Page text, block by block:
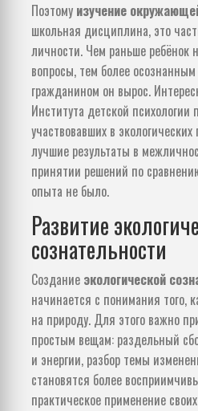
Поэтому изучение
школьная дисциплина, это
личности. Чем раньше ребёнок
вопросы, тем более
гражданином он вырос.
Института детской
участвовавших в
лучшие результаты в
принятии решений по
опыта не было.
Развитие
сознательности
Создание экологической
начинается с понимания того,
на природу. Для этого важно
простым вещам: раздельный
и энергии, разбор темы
становятся более
практическое применение